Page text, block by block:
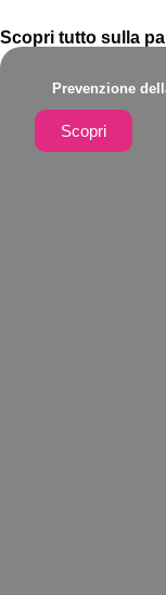
Scopri tutto sulla
Prevenzione
Scopri